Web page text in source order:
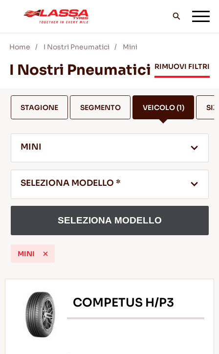
TUTTI I PNEUMATICI LASSA
II BLOG & VIDEO
ASSISTENZA & AIUTO
Consigli per la Guida nella Neve
LEGGI DI PIU
Home I Nostri Pneumatici Mini
I Nostri Pneumatici RIMUOVI FILTRI
STAGIONE SEGMENTO VEICOLO(1)
MINI
SELEZIONA MODELLO *
SELEZIONA MODELLO
MINI
COMPETUS H/P3